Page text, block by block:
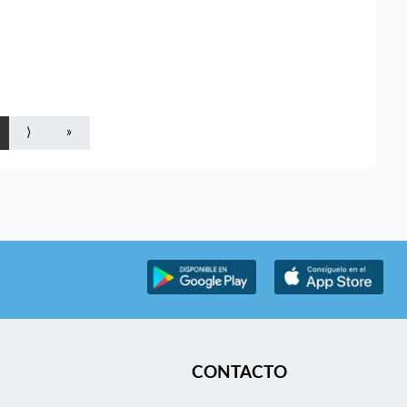
⟩ »
CONTACTO